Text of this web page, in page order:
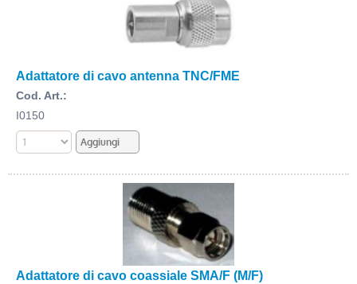
Adattatore di cavo antenna TNC/FME
Cod. Art.:
I0150
Adattatore di cavo coassiale SMA/F (M/F)